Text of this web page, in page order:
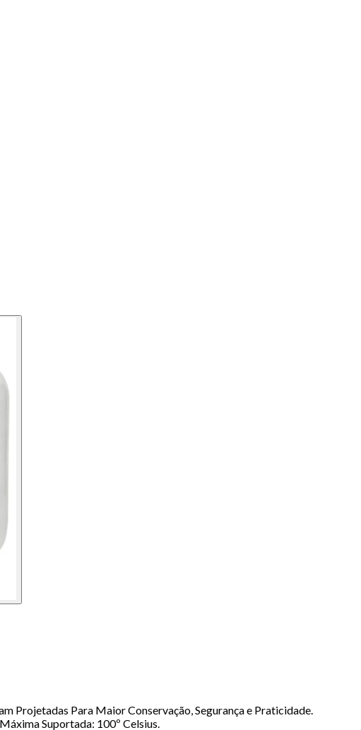
Projetadas Para Maior Conservação, Segurança e Praticidade.
Suportada: 100º Celsius.